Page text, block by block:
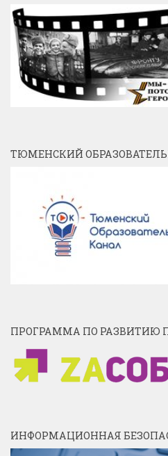
ТЮМЕНСКИЙ
ПРОГРАММА ПО РАЗВИТИЮ
ИНФОРМАЦИОННАЯ